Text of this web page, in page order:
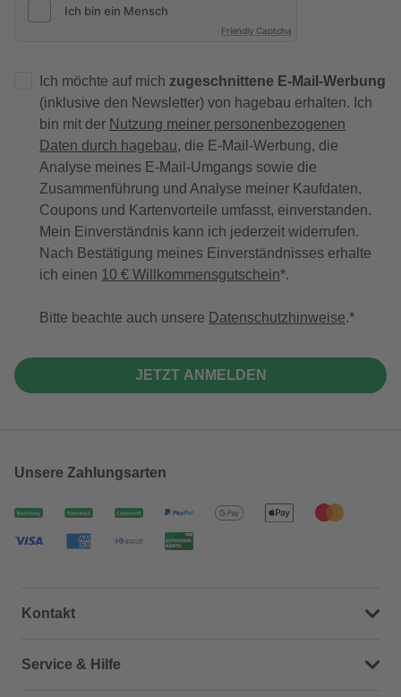
Friendly Captcha
Ich möchte auf mich zugeschnittene E-Mail-Werbung
(inklusive den Newsletter) von hagebau erhalten. Ich
bin mit der Nutzung meiner personenbezogenen
Daten durch hagebau, die E-Mail-Werbung, die
Analyse meines E-Mail-Umgangs sowie die
Zusammenführung und Analyse meiner Kaufdaten,
Coupons und Kartenvorteile umfasst, einverstanden.
Mein Einverständnis kann ich jederzeit widerrufen.
Nach Bestätigung meines Einverständnisses erhalte
ich einen 10 € Willkommensgutschein*.
Bitte beachte auch unsere Datenschutzhinweise.
JETZT ANMELDEN
Unsere Zahlungsarten
Kontakt
Dein Kontakt zu uns
Service & Hilfe